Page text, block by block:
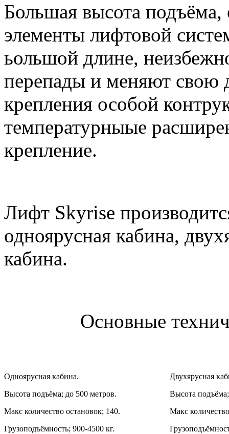
Большая высота подъёма,
элементы лифтовой
ьольшой длине,
перепады и меняют свою
крепления особой
температурныые
крепление.
Лифт Skyrise
одноярусная кабина,
кабина.
Основные
Одноярусная кабина.
Высота подъёма; до 500 метров.
Макс количество остановок; 140.
Грузоподъёмность; 900-4500 кг.
Двухярусная
Высота
Макс